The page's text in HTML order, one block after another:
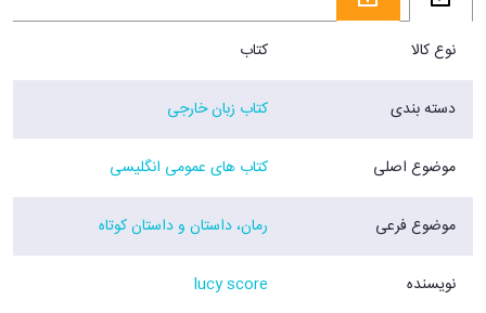
نوع کالا کتاب
دسته بندی کتاب زبان خارجی
موضوع اصلی کتاب های عمومی انگلیسی
موضوع فرعی رمان، داستان و داستان کوتاه
نویسنده lucy score